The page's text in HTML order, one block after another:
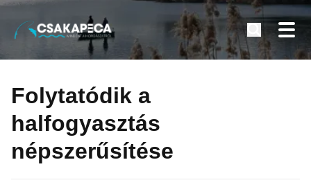
tartalomra
Minden a horgászatról
Folytatódik a
halfogyasztás
népszerűsítése